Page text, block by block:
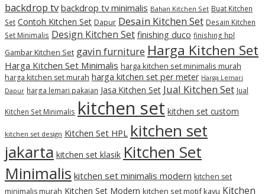
backdrop tv backdrop tv minimalis Bahan Kitchen Set Buat Kitchen
Set Contoh Kitchen Set Dapur Desain Kitchen Set Desain Kitchen
Set Minimalis Design Kitchen Set finishing duco finishing hpl
Gambar Kitchen Set gavin furniture Harga Kitchen Set
Harga Kitchen Set Minimalis harga kitchen set minimalis murah
harga kitchen set murah harga kitchen set per meter Harga Lemari
Dapur harga lemari pakaian Jasa Kitchen Set Jual Kitchen Set Jual
Kitchen Set Minimalis kitchen set kitchen set custom
kitchen set design Kitchen Set HPL kitchen set
jakarta kitchen set klasik Kitchen Set
Minimalis kitchen set minimalis modern kitchen set
minimalis murah Kitchen Set Modern kitchen set motif kayu Kitchen